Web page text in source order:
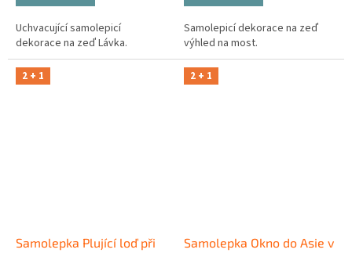
Uchvacující samolepicí
dekorace na zeď Lávka.
Samolepicí dekorace na zeď
výhled na most.
2 + 1
Samolepka Plující loď při
2 + 1
Samolepka Okno do Asie v